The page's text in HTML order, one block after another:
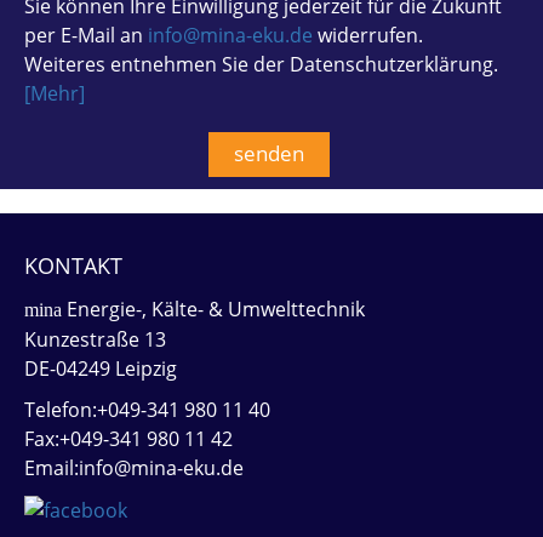
Sie können Ihre Einwilligung jederzeit für die Zukunft
per E-Mail an info@mina-eku.de widerrufen.
Weiteres entnehmen Sie der Datenschutzerklärung.
[Mehr]
KONTAKT
mina Energie-, Kälte- & Umwelttechnik
Kunzestraße 13
DE-04249 Leipzig
Telefon:+049-341 980 11 40
Fax:+049-341 980 11 42
Email:info@mina-eku.de